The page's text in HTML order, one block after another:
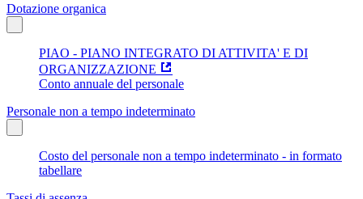
Dotazione organica
PIAO - PIANO INTEGRATO DI ATTIVITA' E DI
ORGANIZZAZIONE
Conto annuale del personale
Personale non a tempo indeterminato
Costo del personale non a tempo indeterminato - in formato
tabellare